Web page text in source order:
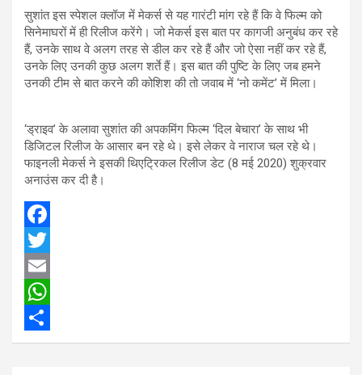
सुशांत इस स्पेशल क्लॉज में मेकर्स से यह गारंटी मांग रहे हैं कि वे फिल्म को
सिनेमाघरों में ही रिलीज करेंगे। जो मेकर्स इस बात पर कागजी अनुबंध कर रहे
हैं, उनके साथ वे अलग तरह से डील कर रहे हैं और जो ऐसा नहीं कर रहे हैं,
उनके लिए उनकी कुछ अलग शर्ते हैं। इस बात की पुष्टि के लिए जब हमने
उनकी टीम से बात करने की कोशिश की तो जवाब में ‘नो कमेंट’ में मिला।
‘ड्राइव’ के अलावा सुशांत की अपकमिंग फिल्म ‘दिल बेचारा’ के साथ भी
डिजिटल रिलीज के आसार बन रहे थे। इसे लेकर वे नाराज चल रहे थे।
फाइनली मेकर्स ने इसकी थिएट्रिकल रिलीज डेट (8 मई 2020) शुक्रवार
अनाउंस कर दी है।
F
a
c
e
b
T
w
t
E
m
a
W
h
S